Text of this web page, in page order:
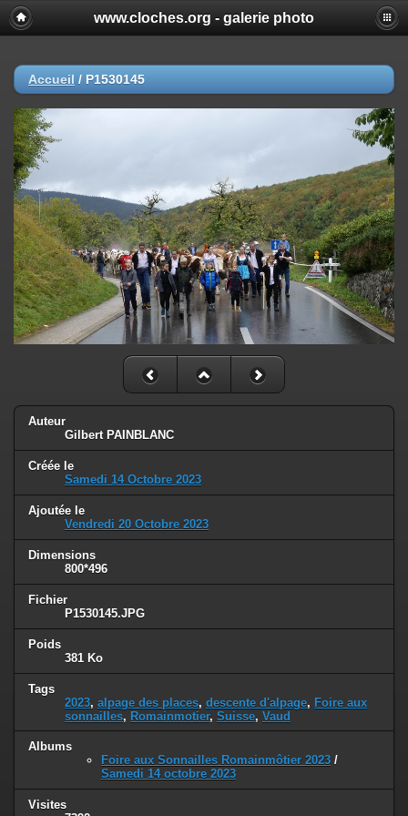
www.cloches.org - galerie photo
Accueil / P1530145
Auteur
Gilbert PAINBLANC
Créée le
Samedi 14 Octobre 2023
Ajoutée le
Vendredi 20 Octobre 2023
Dimensions
800*496
Fichier
P1530145.JPG
Poids
381 Ko
Tags
2023, alpage des places, descente d'alpage, Foire aux
sonnailles, Romainmotier, Suisse, Vaud
Albums
Foire aux Sonnailles Romainmôtier 2023 /
Samedi 14 octobre 2023
Visites